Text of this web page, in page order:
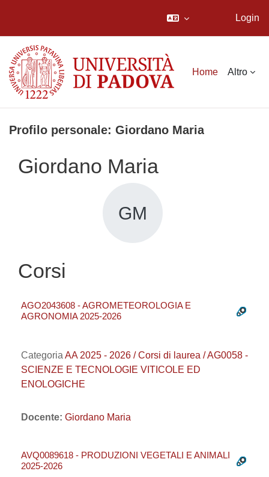
Login
Home Altro
Profilo personale: Giordano Maria
Giordano Maria
GM
Corsi
AGO2043608 - AGROMETEOROLOGIA E
AGRONOMIA 2025-2026
Categoria AA 2025 - 2026 / Corsi di laurea / AG0058 -
SCIENZE E TECNOLOGIE VITICOLE ED
ENOLOGICHE
Docente: Giordano Maria
AVQ0089618 - PRODUZIONI VEGETALI E ANIMALI
2025-2026